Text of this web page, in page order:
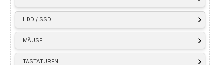
HDD / SSD
MÄUSE
TASTATUREN